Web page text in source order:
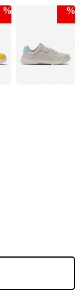
% %